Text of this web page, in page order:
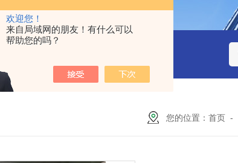
欢迎您！
来自局域网的朋友！有什么可以
帮助您的吗？
您的位置： 首页 -